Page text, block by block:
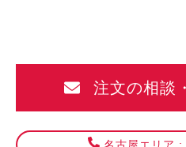
注文の相談